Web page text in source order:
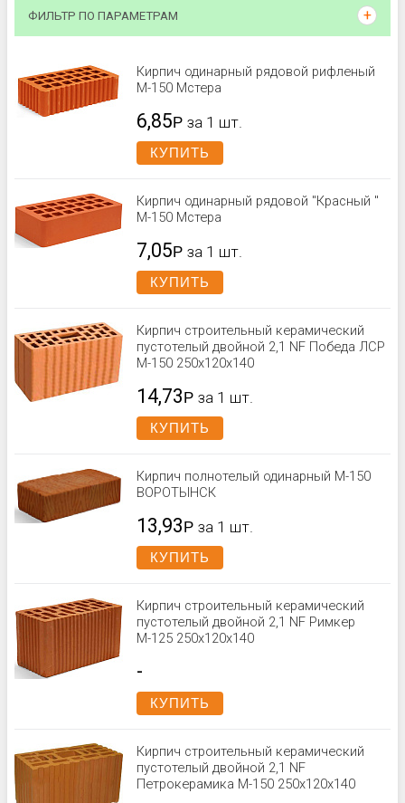
ФИЛЬТР ПО ПАРАМЕТРАМ
Кирпич одинарный рядовой рифленый
М-150 Мстера
6,85Р за 1 шт.
КУПИТЬ
Кирпич одинарный рядовой "Красный "
М-150 Мстера
7,05Р за 1 шт.
КУПИТЬ
Кирпич строительный керамический
пустотелый двойной 2,1 NF Победа ЛСР
М-150 250x120x140
14,73Р за 1 шт.
КУПИТЬ
Кирпич полнотелый одинарный М-150
ВОРОТЫНСК
13,93Р за 1 шт.
КУПИТЬ
Кирпич строительный керамический
пустотелый двойной 2,1 NF Римкер
М-125 250x120x140
-
КУПИТЬ
Кирпич строительный керамический
пустотелый двойной 2,1 NF
Петрокерамика М-150 250x120x140